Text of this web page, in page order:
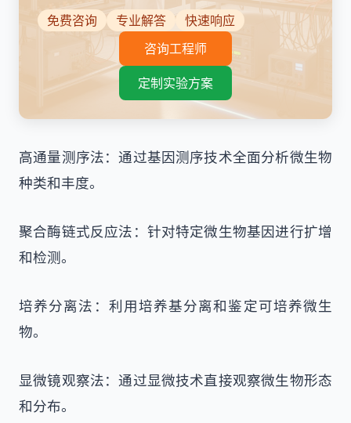
免费咨询 专业解答
快速响应
咨询工程师
定制实验方案
高通量测序法：通过基因测序技术全面分析微生物
种类和丰度。
聚合酶链式反应法：针对特定微生物基因进行扩增
和检测。
培养分离法：利用培养基分离和鉴定可培养微生
物。
显微镜观察法：通过显微技术直接观察微生物形态
和分布。